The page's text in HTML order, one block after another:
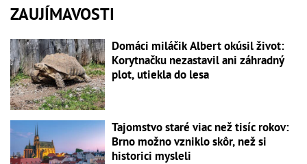
ZAUJÍMAVOSTI
Domáci miláčik Albert okúsil život:
Korytnačku nezastavil ani záhradný
plot, utiekla do lesa
Tajomstvo staré viac než tisíc rokov:
Brno možno vzniklo skôr, než si
historici mysleli